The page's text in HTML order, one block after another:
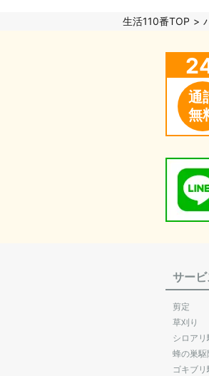
生活110番TOP
通
無
サー
剪定
草刈り
シロアリ
蜂の巣駆
ゴキブリ